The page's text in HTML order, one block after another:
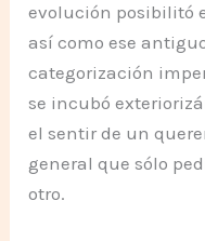
evolución posibilitó
así como ese
categorización
se incubó
el sentir de un
general que sólo
otro.